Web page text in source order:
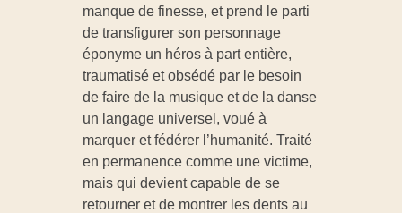
manque de finesse, et prend le parti
de transfigurer son personnage
éponyme un héros à part entière,
traumatisé et obsédé par le besoin
de faire de la musique et de la danse
un langage universel, voué à
marquer et fédérer l’humanité. Traité
en permanence comme une victime,
mais qui devient capable de se
retourner et de montrer les dents au